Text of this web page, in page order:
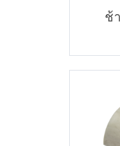
ช้